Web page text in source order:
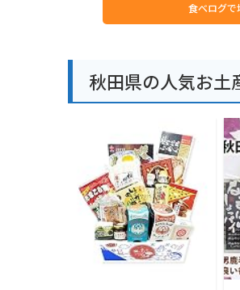
食べログで
秋田県の人気お土